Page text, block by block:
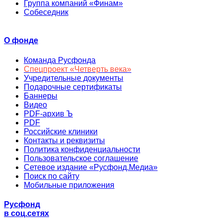
Группа компаний «Финам»
Собеседник
О фонде
Команда Русфонда
Спецпроект «Четверть века»
Учредительные документы
Подарочные сертификаты
Баннеры
Видео
PDF-архив Ъ
PDF
Российские клиники
Контакты и реквизиты
Политика конфиденциальности
Пользовательское соглашение
Сетевое издание «Русфонд.Медиа»
Поиск по сайту
Мобильные приложения
Русфонд
в соц.сетях